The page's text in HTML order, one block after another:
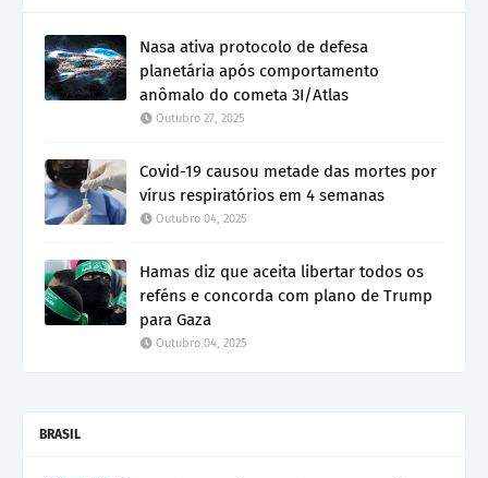
Nasa ativa protocolo de defesa
planetária após comportamento
anômalo do cometa 3I/Atlas
Outubro 27, 2025
Covid-19 causou metade das mortes por
vírus respiratórios em 4 semanas
Outubro 04, 2025
Hamas diz que aceita libertar todos os
reféns e concorda com plano de Trump
para Gaza
Outubro 04, 2025
BRASIL